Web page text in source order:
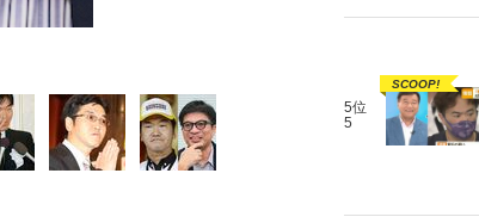
5位
5
SCOOP!